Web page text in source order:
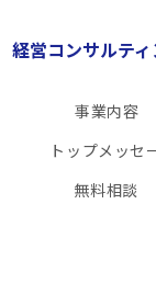
経営コンサルテ
事業内容
トップメッセ
無料相談